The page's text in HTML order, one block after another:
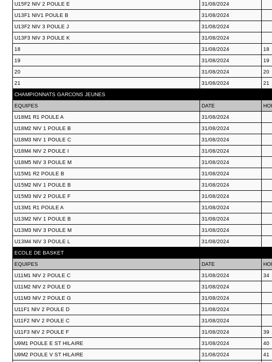
U15F2 NIV 2 POULE E
31/08/2024
U13F1 NIV1 POULE B
31/08/2024
U13F2 NIV 3 POULE J
31/08/2024
U13F3 NIV 3 POULE K
31/08/2024
18
31/08/2024 18
19
31/08/2024 19
20
31/08/2024 20
21
31/08/2024 21
CHAMPIONNATS GARCONS JEUNES
EQUIPES
DATE
U18M1 R1 POULE A
31/08/2024
U18M2 NIV 1 POULE B
31/08/2024
U18M3 NIV 1 POULE C
31/08/2024
U18M4 NIV 2 POULE I
31/08/2024
U18M5 NIV 3 POULE M
31/08/2024
U15M1 R2 POULE B
31/08/2024
U15M2 NIV 1 POULE B
31/08/2024
U15M3 NIV 2 POULE F
31/08/2024
U13M1 R1 POULE A
31/08/2024
U13M2 NIV 1 POULE B
31/08/2024
U13M3 NIV 3 POULE M
31/08/2024
U13M4 NIV 3 POULE L
31/08/2024
ECOLE DE BASKET
EQUIPES
DATE
U11M1 NIV 2 POULE C
31/08/2024 34
U11M2 NIV 2 POULE D
31/08/2024
U11M3 NIV 2 POULE G
31/08/2024
U11F1 NIV 2 POULE D
31/08/2024
U11F2 NIV 2 POULE C
31/08/2024
U11F3 NIV 2 POULE F
31/08/2024 39
U9M1 POULE E ST HILAIRE
31/08/2024 40
U9M2 POULE V ST HILAIRE
31/08/2024 41